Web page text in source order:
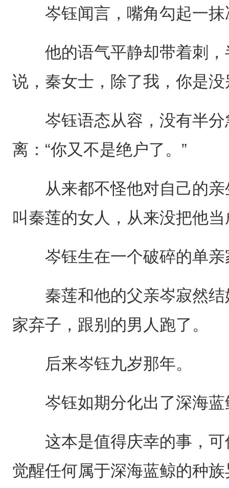
岑钰闻言，嘴角勾起一抹
他的语气平静却带着刺，
说，秦女士，除了我，你是
岑钰语态从容，没有半分
离：“你又不是绝户了。”
从来都不怪他对自己的亲
叫秦莲的女人，从来没把他
岑钰生在一个破碎的单亲
秦莲和他的父亲岑寂然结
家弃子，跟别的男人跑了。
后来岑钰九岁那年。
岑钰如期分化出了深海蓝
这本是值得庆幸的事，可
觉醒任何属于深海蓝鲸的种